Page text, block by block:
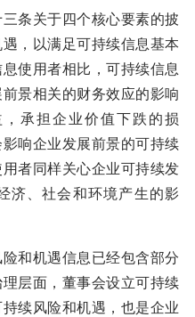
条关于四个核心要素的披
，以满足可持续信息基本
使用者相比，可持续信息
景相关的财务效应的影响
，承担企业价值下跌的损
响企业发展前景的可持续
者同样关心企业可持续发
济、社会和环境产生的影
和机遇信息已经包含部分
层面，董事会设立可持续
续风险和机遇，也是企业